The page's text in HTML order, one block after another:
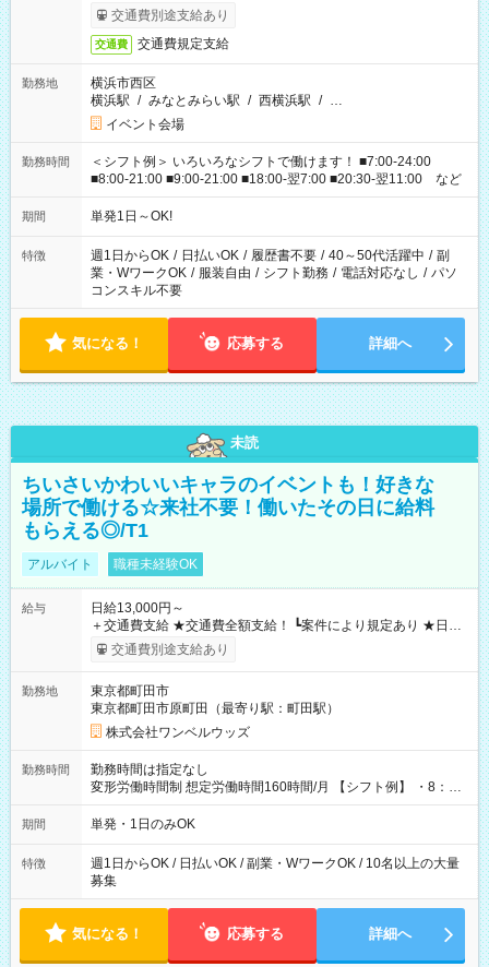
交通費別途支給あり
交通費 交通費規定支給
勤務地
横浜市西区
横浜駅 / みなとみらい駅 / 西横浜駅 / …
イベント会場
勤務時間
＜シフト例＞ いろいろなシフトで働けます！ ■7:00-24:00
■8:00-21:00 ■9:00-21:00 ■18:00-翌7:00 ■20:30-翌11:00 など
期間 単発1日～OK!
特徴 週1日からOK / 日払いOK / 履歴書不要 / 40～50代活躍中 / 副
業・WワークOK / 服装自由 / シフト勤務 / 電話対応なし / パソ
コンスキル不要
気になる！ 応募する 詳細へ
未読
ちいさいかわいいキャラのイベントも！好きな
場所で働ける☆来社不要！働いたその日に給料
もらえる◎/T1
アルバイト 職種未経験OK
給与
日給13,000円～
＋交通費支給 ★交通費全額支給！ ┗案件により規定あり ★日払
いOK！（規定あり） ┗働いたその日に現金GET♪ お仕事後はコ
ンビニATMから 日払い分を引き落とせます！ 【試用期間】試
交通費別途支給あり
勤務地
東京都町田市
東京都町田市原町田（最寄り駅：町田駅）
株式会社ワンベルウッズ
勤務時間
勤務時間は指定なし
変形労働時間制 想定労働時間160時間/月 【シフト例】 ・8：00
～21：00
期間 単発・1日のみOK
特徴
週1日からOK / 日払いOK / 副業・WワークOK / 10名以上の大量
募集
気になる！ 応募する 詳細へ